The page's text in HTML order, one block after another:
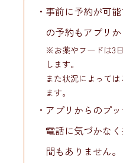
事前に予約が可
の予約もアプリか
※お薬やフードは3
します。
また状況によって
ます。
アプリからのプ
電話に気づかな
間もありません。